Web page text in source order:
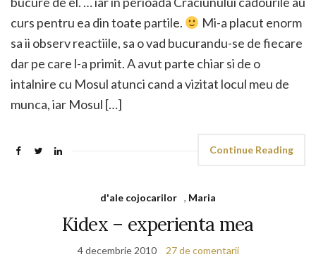
curs pentru ea din toate partile.
Mi-a placut enorm
sa ii observ reactiile, sa o vad bucurandu-se de fiecare
dar pe care l-a primit. A avut parte chiar si de o
intalnire cu Mosul atunci cand a vizitat locul meu de
munca, iar Mosul […]
Continue Reading
d'ale cojocarilor , Maria
Kidex – experienta mea
4 decembrie 2010 27 de comentarii